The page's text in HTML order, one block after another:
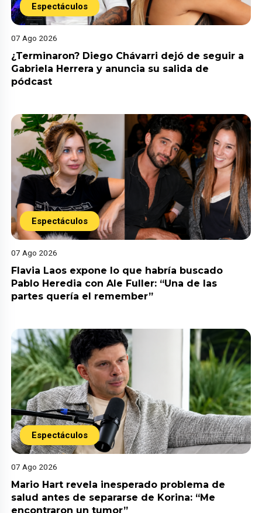
Espectáculos
07 Ago 2026
¿Terminaron? Diego Chávarri dejó de seguir a
Gabriela Herrera y anuncia su salida de
pódcast
Espectáculos
07 Ago 2026
Flavia Laos expone lo que habría buscado
Pablo Heredia con Ale Fuller: “Una de las
partes quería el remember”
Espectáculos
07 Ago 2026
Mario Hart revela inesperado problema de
salud antes de separarse de Korina: “Me
encontraron un tumor”